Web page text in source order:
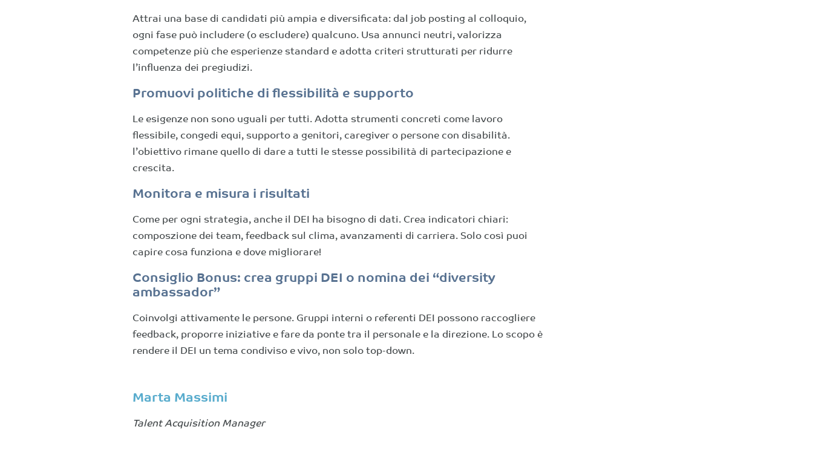
Attrai una base di candidati più ampia e diversificata: dal job posting al colloquio,
ogni fase può includere (o escludere) qualcuno. Usa annunci neutri, valorizza
competenze più che esperienze standard e adotta criteri strutturati per ridurre
l’influenza dei pregiudizi.
Promuovi politiche di flessibilità e supporto
Le esigenze non sono uguali per tutti. Adotta strumenti concreti come lavoro
flessibile, congedi equi, supporto a genitori, caregiver o persone con disabilità.
l’obiettivo rimane quello di dare a tutti le stesse possibilità di partecipazione e
crescita.
Monitora e misura i risultati
Come per ogni strategia, anche il DEI ha bisogno di dati. Crea indicatori chiari:
composzione dei team, feedback sul clima, avanzamenti di carriera. Solo così puoi
capire cosa funziona e dove migliorare!
Consiglio Bonus: crea gruppi DEI o nomina dei “diversity
ambassador”
Coinvolgi attivamente le persone. Gruppi interni o referenti DEI possono raccogliere
feedback, proporre iniziative e fare da ponte tra il personale e la direzione. Lo scopo è
rendere il DEI un tema condiviso e vivo, non solo top-down.
Marta Massimi
Talent Acquisition Manager